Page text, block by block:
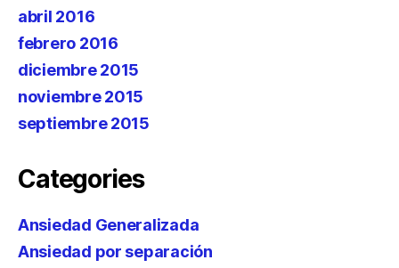
abril 2016
febrero 2016
diciembre 2015
noviembre 2015
septiembre 2015
Categories
Ansiedad Generalizada
Ansiedad por separación